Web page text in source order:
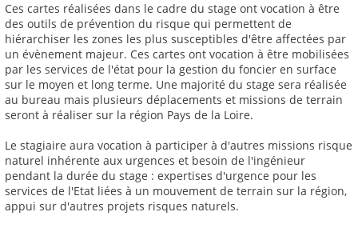
Ces cartes réalisées dans le cadre du stage ont vocation à être
des outils de prévention du risque qui permettent de
hiérarchiser les zones les plus susceptibles d'être affectées par
un évènement majeur. Ces cartes ont vocation à être mobilisées
par les services de l'état pour la gestion du foncier en surface
sur le moyen et long terme. Une majorité du stage sera réalisée
au bureau mais plusieurs déplacements et missions de terrain
seront à réaliser sur la région Pays de la Loire.
Le stagiaire aura vocation à participer à d'autres missions risque
naturel inhérente aux urgences et besoin de l'ingénieur
pendant la durée du stage : expertises d'urgence pour les
services de l'Etat liées à un mouvement de terrain sur la région,
appui sur d'autres projets risques naturels.